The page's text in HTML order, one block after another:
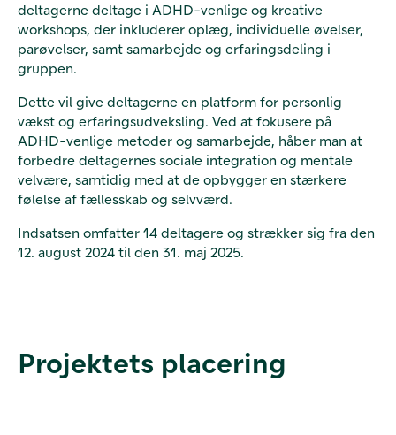
deltagerne deltage i ADHD-venlige og kreative
workshops, der inkluderer oplæg, individuelle øvelser,
parøvelser, samt samarbejde og erfaringsdeling i
gruppen.
Dette vil give deltagerne en platform for personlig
vækst og erfaringsudveksling. Ved at fokusere på
ADHD-venlige metoder og samarbejde, håber man at
forbedre deltagernes sociale integration og mentale
velvære, samtidig med at de opbygger en stærkere
følelse af fællesskab og selvværd.
Indsatsen omfatter 14 deltagere og strækker sig fra den
12. august 2024 til den 31. maj 2025.
Projektets placering